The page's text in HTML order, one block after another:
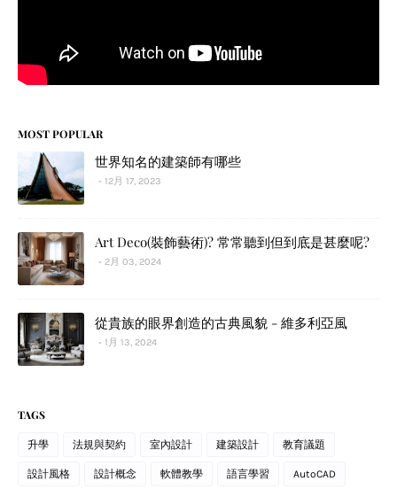
MOST POPULAR
世界知名的建築師有哪些
12月 17, 2023
Art Deco(裝飾藝術)? 常常聽到但到底是甚麼呢?
2月 03, 2024
從貴族的眼界創造的古典風貌 - 維多利亞風
1月 13, 2024
TAGS
升學 法規與契約 室內設計 建築設計 教育議題
設計風格 設計概念 軟體教學 語言學習 AutoCAD